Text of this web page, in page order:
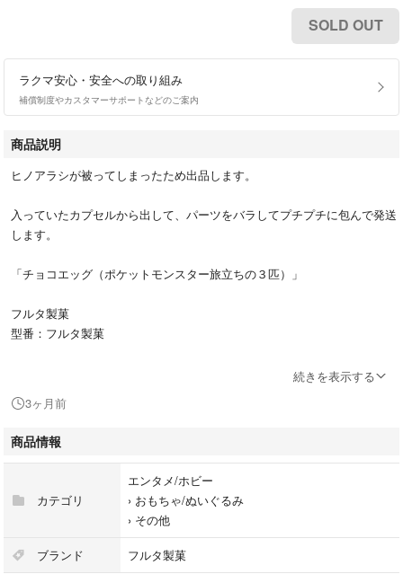
SOLD OUT
ラクマ安心・安全への取り組み
補償制度やカスタマーサポートなどのご案内
商品説明
ヒノアラシが被ってしまったため出品します。
入っていたカプセルから出して、パーツをバラしてプチプチに包んで発送
します。
「チョコエッグ（ポケットモンスター旅立ちの３匹）」
フルタ製菓
型番：フルタ製菓
当商品は卵型のチョコの中にカプセルが入っており、開けると組み立て式
おまけフィギュアが入っています。
#フルタ製菓
#エンタメ/ホビー
#おもちゃ/ぬいぐるみ
#ポケットモンスター
#ヒノアラシ
続きを表示する
3ヶ月前
商品情報
カテゴリ
エンタメ/ホビー
› おもちゃ/ぬいぐるみ
› その他
ブランド フルタ製菓